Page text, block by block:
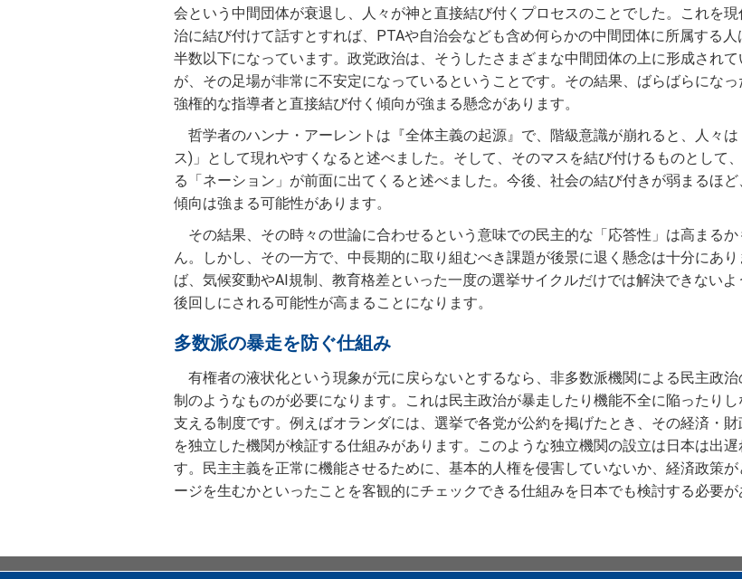
会という中間団体が衰退し、人々が神と直接結び付くプロセスのことでした。これを現
治に結び付けて話すとすれば、PTAや自治会なども含め何らかの中間団体に所属する人
半数以下になっています。政党政治は、そうしたさまざまな中間団体の上に形成されて
が、その足場が非常に不安定になっているということです。その結果、ばらばらになっ
強権的な指導者と直接結び付く傾向が強まる懸念があります。
哲学者のハンナ・アーレントは『全体主義の起源』で、階級意識が崩れると、人々は
ス)」として現れやすくなると述べました。そして、そのマスを結び付けるものとして
る「ネーション」が前面に出てくると述べました。今後、社会の結び付きが弱まるほど
傾向は強まる可能性があります。
その結果、その時々の世論に合わせるという意味での民主的な「応答性」は高まる
ん。しかし、その一方で、中長期的に取り組むべき課題が後景に退く懸念は十分にあり
ば、気候変動やAI規制、教育格差といった一度の選挙サイクルだけでは解決できないよ
後回しにされる可能性が高まることになります。
多数派の暴走を防ぐ仕組み
有権者の液状化という現象が元に戻らないとするなら、非多数派機関による民主政治
制のようなものが必要になります。これは民主政治が暴走したり機能不全に陥ったりし
支える制度です。例えばオランダには、選挙で各党が公約を掲げたとき、その経済・
を独立した機関が検証する仕組みがあります。このような独立機関の設立は日本は出遅
す。民主主義を正常に機能させるために、基本的人権を侵害していないか、経済政策が
ージを生むかといったことを客観的にチェックできる仕組みを日本でも検討する必要が